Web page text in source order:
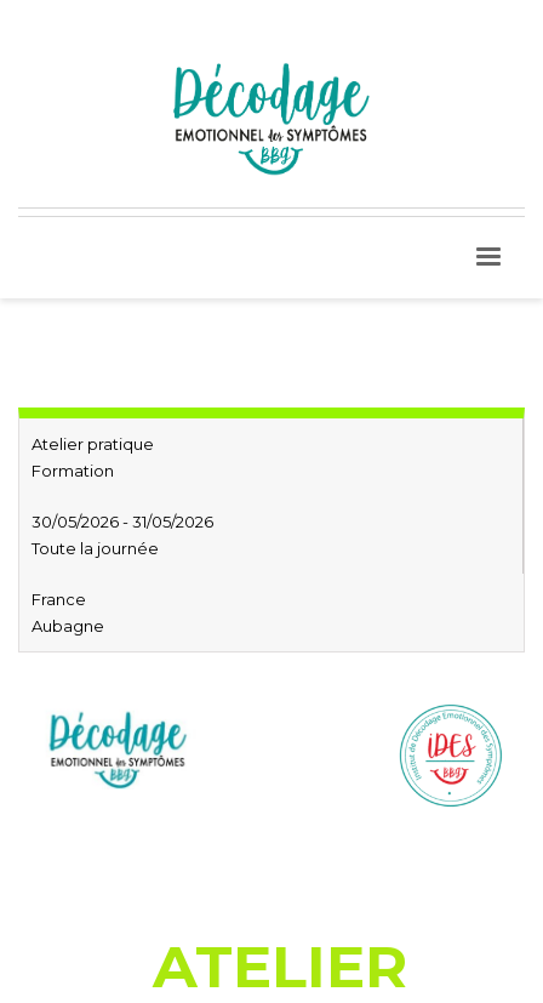
Atelier pratique
Formation
30/05/2026 - 31/05/2026
Toute la journée
France
Aubagne
ATELIER